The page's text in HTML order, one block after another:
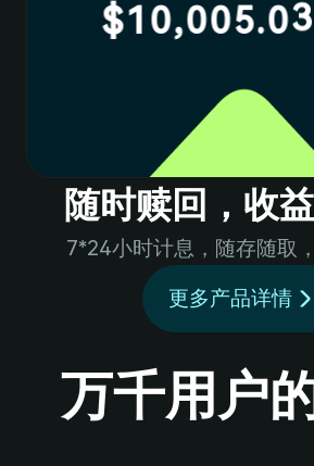
9
$10,005.04
6
7
8
9
0
1
随时赎回，收
7*24小时计息，随存随取
更多产品详情
万千用户